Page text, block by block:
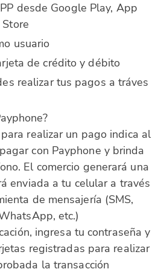
desde Google Play, App
usuario
de crédito y débito
realizar tus pagos a tráves
realizar un pago indica al
con Payphone y brinda
El comercio generará una
enviada a tu celular a través
de mensajería (SMS,
etc.)
ingresa tu contraseña y
registradas para realizar
la transacción